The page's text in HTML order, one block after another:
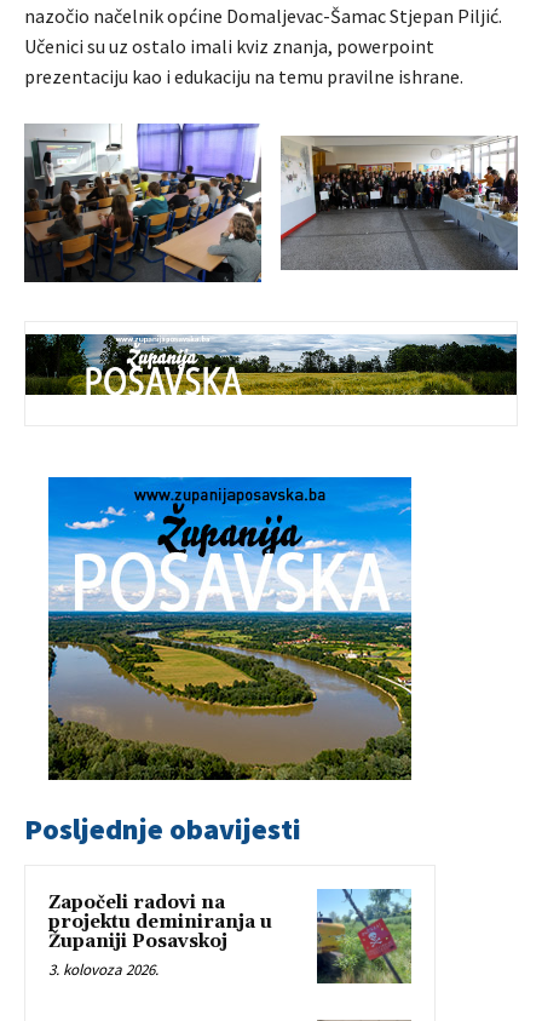
nazočio načelnik općine Domaljevac-Šamac Stjepan Piljić.
Učenici su uz ostalo imali kviz znanja, powerpoint
prezentaciju kao i edukaciju na temu pravilne ishrane.
Posljednje obavijesti
Započeli radovi na
projektu deminiranja u
Županiji Posavskoj
3. kolovoza 2026.